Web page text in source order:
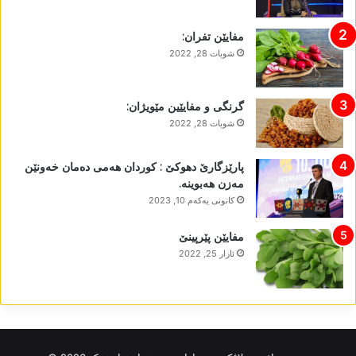
مفایێن تفران:
شوبات 28, 2022
گرنگی و مفایێین مێویژان:
شوبات 28, 2022
پارێزگارێ دھوکێ : کوردان ھەمی دەمان خەونێن
مەزن ھەبوینە.
كانونی یه‌كه‌م 10, 2023
مفایێن پێرپینێ
ئازار 25, 2022